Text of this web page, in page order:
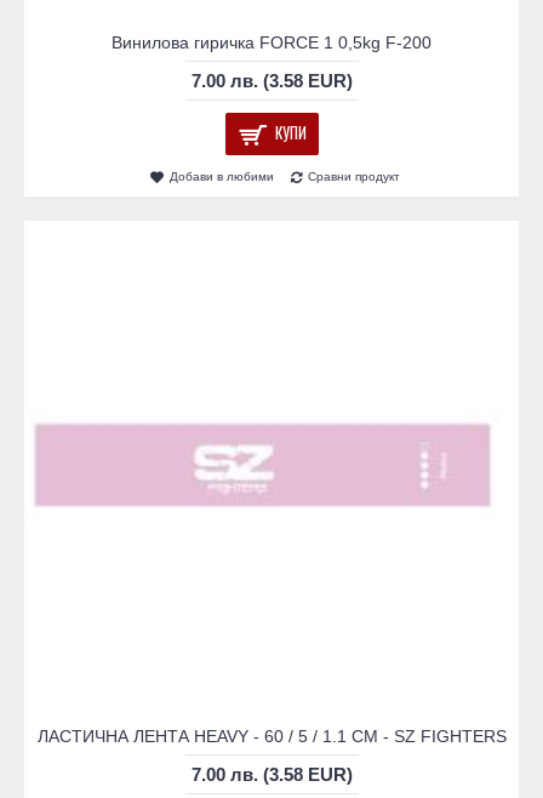
Винилова гиричка FORCE 1 0,5kg F-200
7.00 лв. (3.58 EUR)
КУПИ
Добави в любими Сравни продукт
ЛАСТИЧНА ЛЕНТА HEAVY - 60 / 5 / 1.1 СМ - SZ FIGHTERS
7.00 лв. (3.58 EUR)